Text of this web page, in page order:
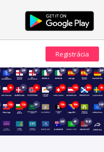
3P 13P 6P 14P 13P 7P 6P 20P
9h 1P 8h 21P 12h 11h 10h 9h
12h 12h 5P 19h 15h 39P
69P 4P 152P